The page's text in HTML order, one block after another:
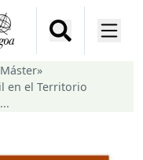
»
en el Territorio